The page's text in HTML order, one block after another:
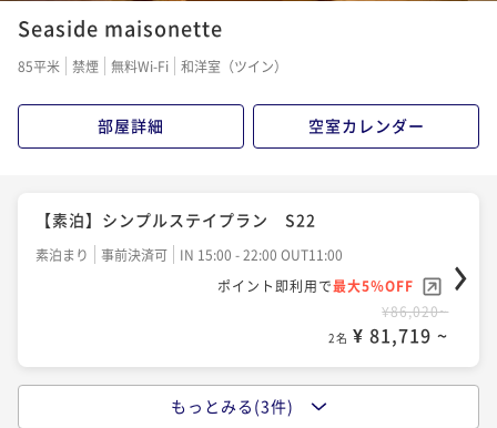
二食付き 事前決済可
IN 15:00 - 18:00 OUT11:00
2名 ¥ 110,561 ~
秀 【季節の贅沢会席】 宿泊プラン S22
二食付き 事前決済可
IN 15:00 - 18:00 OUT11:00
ポイント即利用で 最大5％OFF
¥123,970~
¥ 117,771 ~
Seaside maisonette
85平米 禁煙 無料Wi-Fi 和洋室（ツイン）
部屋詳細 空室カレンダー
【素泊】シンプルステイプラン S22
素泊まり 事前決済可
IN 15:00 - 22:00 OUT11:00
ポイント即利用で最大5％OFF
¥86,020~
2名 ¥ 81,719 ~
【一泊二食】割烹 松秀 ベーシック宿泊プラン S2
もっとみる(3件)